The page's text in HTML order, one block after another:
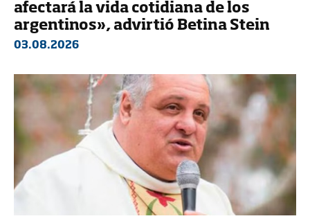
afectará la vida cotidiana de los
argentinos», advirtió Betina Stein
03.08.2026